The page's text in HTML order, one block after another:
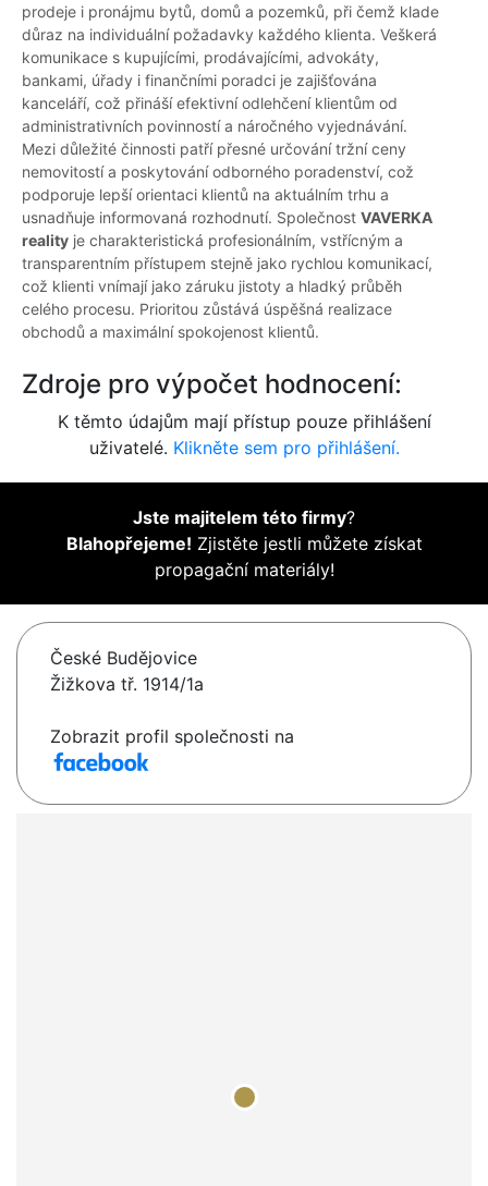
prodeje i pronájmu bytů, domů a pozemků, při čemž klade
důraz na individuální požadavky každého klienta. Veškerá
komunikace s kupujícími, prodávajícími, advokáty,
bankami, úřady i finančními poradci je zajišťována
kanceláří, což přináší efektivní odlehčení klientům od
administrativních povinností a náročného vyjednávání.
Mezi důležité činnosti patří přesné určování tržní ceny
nemovitostí a poskytování odborného poradenství, což
podporuje lepší orientaci klientů na aktuálním trhu a
usnadňuje informovaná rozhodnutí. Společnost VAVERKA
reality je charakteristická profesionálním, vstřícným a
transparentním přístupem stejně jako rychlou komunikací,
což klienti vnímají jako záruku jistoty a hladký průběh
celého procesu. Prioritou zůstává úspěšná realizace
obchodů a maximální spokojenost klientů.
Zdroje pro výpočet hodnocení:
K těmto údajům mají přístup pouze přihlášení
uživatelé. Klikněte sem pro přihlášení.
Jste majitelem této firmy?
Blahopřejeme! Zjistěte jestli můžete získat
propagační materiály!
České Budějovice
Žižkova tř. 1914/1a
Zobrazit profil společnosti na